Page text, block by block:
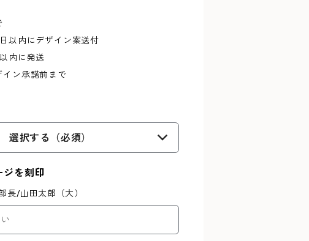
以内にデザイン案送付
内に発送
イン承諾前まで
選択する（必須）
ジを刻印
長/山田太郎（大）